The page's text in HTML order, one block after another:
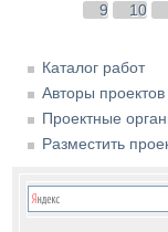
9
10
Каталог работ
Авторы проектов
Проектные
Разместить